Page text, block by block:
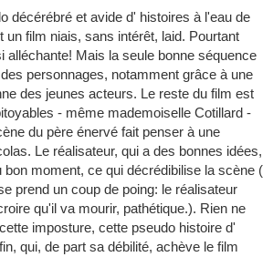
décérébré et avide d' histoires à l'eau de
un film niais, sans intérêt, laid. Pourtant
alléchante! Mais la seule bonne séquence
personnages, notamment grâce à une
des jeunes acteurs. Le reste du film est
- même mademoiselle Cotillard -
du père énervé fait penser à une
Le réalisateur, qui a des bonnes idées,
bon moment, ce qui décrédibilise la scène (
prend un coup de poing: le réalisateur
qu'il va mourir, pathétique.). Rien ne
imposture, cette pseudo histoire d'
qui, de part sa débilité, achève le film